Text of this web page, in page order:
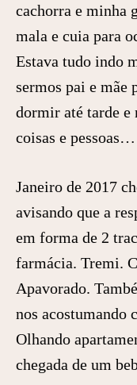
cachorra e minha
mala e cuia para
Estava tudo indo
sermos pai e mãe
dormir até tarde e
coisas e pessoas…
Janeiro de 2017
avisando que a
em forma de 2
farmácia. Tremi.
Apavorado.
nos acostumando
Olhando
chegada de um